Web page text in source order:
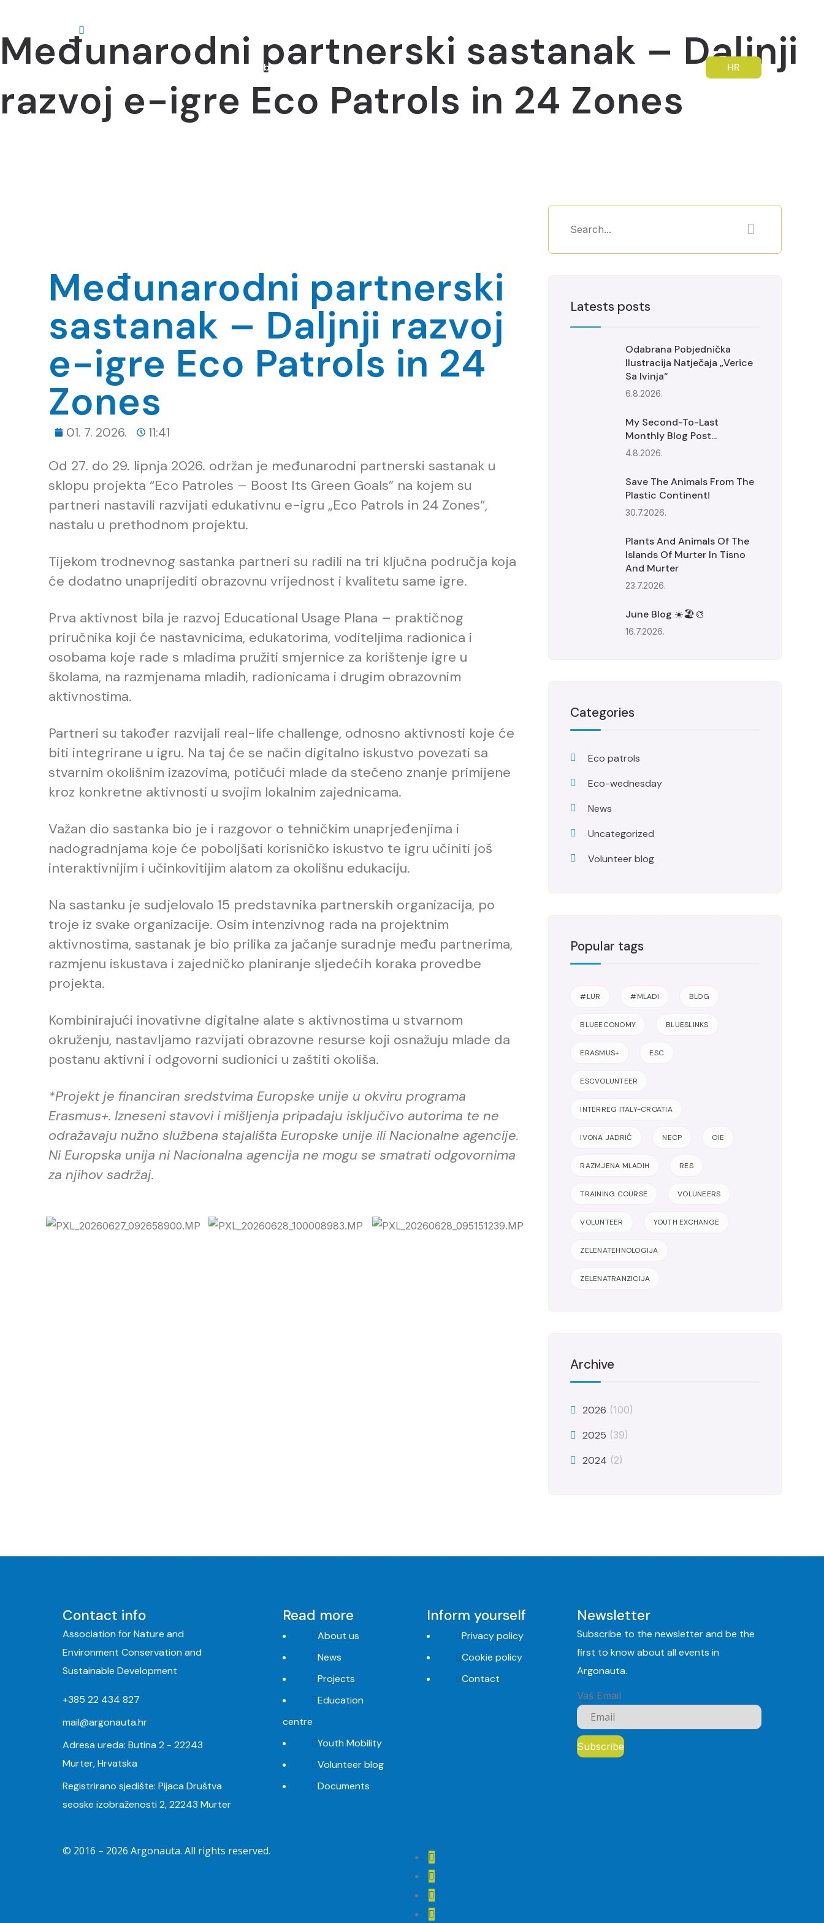
About us News Projects Education centre Youth Mobility HR
Međunarodni partnerski sastanak – Daljnji
razvoj e-igre Eco Patrols in 24 Zones
Međunarodni partnerski
sastanak – Daljnji razvoj
e-igre Eco Patrols in 24
Zones
01. 7. 2026. 11:41
Od 27. do 29. lipnja 2026. održan je međunarodni partnerski sastanak u
sklopu projekta “Eco Patroles – Boost Its Green Goals” na kojem su
partneri nastavili razvijati edukativnu e-igru „Eco Patrols in 24 Zones“,
nastalu u prethodnom projektu.
Tijekom trodnevnog sastanka partneri su radili na tri ključna područja koja
će dodatno unaprijediti obrazovnu vrijednost i kvalitetu same igre.
Prva aktivnost bila je razvoj Educational Usage Plana – praktičnog
priručnika koji će nastavnicima, edukatorima, voditeljima radionica i
osobama koje rade s mladima pružiti smjernice za korištenje igre u
školama, na razmjenama mladih, radionicama i drugim obrazovnim
aktivnostima.
Partneri su također razvijali real-life challenge, odnosno aktivnosti koje će
biti integrirane u igru. Na taj će se način digitalno iskustvo povezati sa
stvarnim okolišnim izazovima, potičući mlade da stečeno znanje primijene
kroz konkretne aktivnosti u svojim lokalnim zajednicama.
Važan dio sastanka bio je i razgovor o tehničkim unaprjeđenjima i
nadogradnjama koje će poboljšati korisničko iskustvo te igru učiniti još
interaktivnijim i učinkovitijim alatom za okolišnu edukaciju.
Na sastanku je sudjelovalo 15 predstavnika partnerskih organizacija, po
troje iz svake organizacije. Osim intenzivnog rada na projektnim
aktivnostima, sastanak je bio prilika za jačanje suradnje među partnerima,
razmjenu iskustava i zajedničko planiranje sljedećih koraka provedbe
projekta.
Kombinirajući inovativne digitalne alate s aktivnostima u stvarnom
okruženju, nastavljamo razvijati obrazovne resurse koji osnažuju mlade da
postanu aktivni i odgovorni sudionici u zaštiti okoliša.
*Projekt je financiran sredstvima Europske unije u okviru programa
Erasmus+. Izneseni stavovi i mišljenja pripadaju isključivo autorima te ne
odražavaju nužno službena stajališta Europske unije ili Nacionalne agencije.
Ni Europska unija ni Nacionalna agencija ne mogu se smatrati odgovornima
za njihov sadržaj.
Latests posts
Odabrana Pobjednička
Ilustracija Natječaja „Verice
Sa Ivinja“
6.8.2026.
My Second-To-Last
Monthly Blog Post...
4.8.2026.
Save The Animals From The
Plastic Continent!
30.7.2026.
Plants And Animals Of The
Islands Of Murter In Tisno
And Murter
23.7.2026.
June Blog ☀️🏖️🎨
16.7.2026.
Categories
Eco patrols
Eco-wednesday
News
Uncategorized
Volunteer blog
Popular tags
#LUR #MLADI BLOG
BLUEECONOMY BLUESLINKS
ERASMUS+ ESC
ESCVOLUNTEER
INTERREG ITALY-CROATIA
IVONA JADRIĆ NECP OIE
RAZMJENA MLADIH RES
TRAINING COURSE VOLUNEERS
VOLUNTEER YOUTH EXCHANGE
ZELENATEHNOLOGIJA
ZELENATRANZICIJA
Archive
2026 (100)
2025 (39)
2024 (2)
Contact info
Association for Nature and
Environment Conservation and
Sustainable Development
+385 22 434 827
mail@argonauta.hr
Adresa ureda: Butina 2 - 22243
Murter, Hrvatska
Registrirano sjedište: Pijaca Društva
seoske izobraženosti 2, 22243 Murter
Read more
About us
News
Projects
Education
centre
Youth Mobility
Volunteer blog
Documents
Inform yourself
Privacy policy
Cookie policy
Contact
Newsletter
Subscribe to the newsletter and be the
first to know about all events in
Argonauta.
Vaš Email
© 2016 – 2026 Argonauta. All rights reserved.